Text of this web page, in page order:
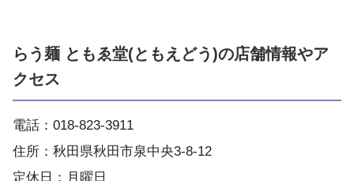
らう麺 ともゑ堂(ともえどう)の店舗情報やア
クセス
電話：018-823-3911
住所：秋田県秋田市泉中央3-8-12
定休日：月曜日